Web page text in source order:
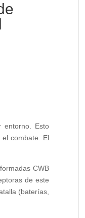
entorno. Esto
combate. El
CWB
de este
(baterías,